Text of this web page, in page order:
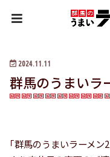
2024.11.11
群馬のうまいラ
｢群馬のうまいラーメン